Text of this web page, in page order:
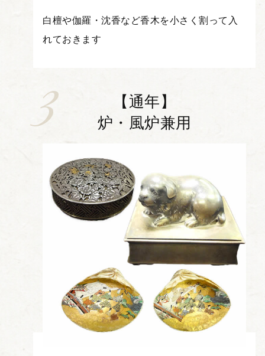
白檀や伽羅・沈香など香木を小さく割って入
れておきます
【通年】
炉・風炉兼用